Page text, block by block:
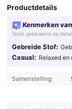
Productdetails
Kenmerken
Tekst gebaseerd op
Gebreide Stof:
Casual: Relaxed
Samenstelling: